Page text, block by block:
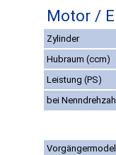
Motor /
Zylinder
Hubraum (ccm)
Leistung (PS)
bei
Vorgängermodell